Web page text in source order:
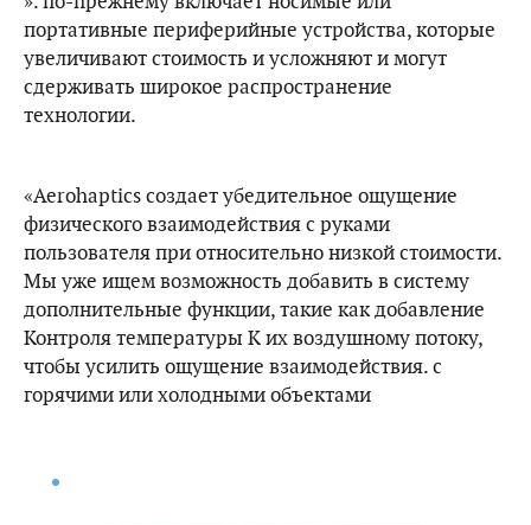
портативные периферийные устройства, которые
увеличивают стоимость и усложняют и могут
сдерживать широкое распространение
технологии.
«Aerohaptics создает убедительное ощущение
физического взаимодействия с руками
пользователя при относительно низкой стоимости.
Мы уже ищем возможность добавить в систему
дополнительные функции, такие как добавление
Контроля температуры К их воздушному потоку,
чтобы усилить ощущение взаимодействия. с
горячими или холодными объектами